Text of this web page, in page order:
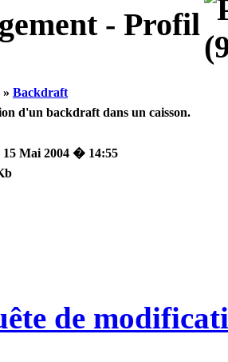
- Profil
» Backdraft
d'un backdraft dans un caisson.
15 Mai 2004 � 14:55
de